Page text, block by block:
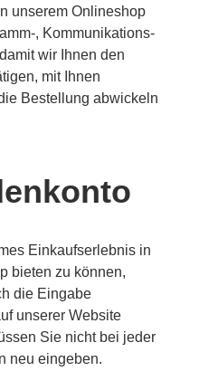
unserem Onlineshop
, Kommunikations-
wir Ihnen den
mit Ihnen
Bestellung abwickeln
Einkaufserlebnis in
bieten zu können,
die Eingabe
unserer Website
Sie nicht bei jeder
neu eingeben.